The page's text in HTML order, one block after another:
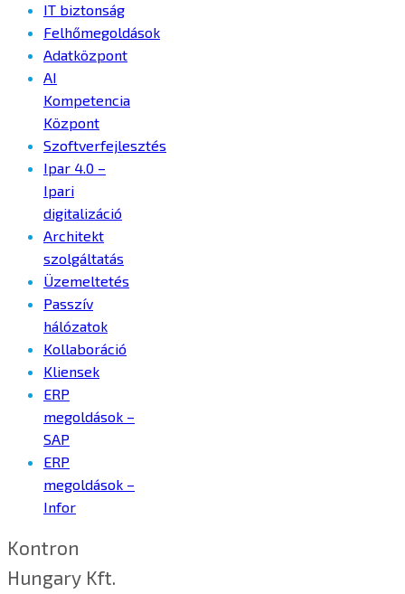
IT biztonság
Felhőmegoldások
Adatközpont
AI
Kompetencia
Központ
Szoftverfejlesztés
Ipar 4.0 –
Ipari
digitalizáció
Architekt
szolgáltatás
Üzemeltetés
Passzív
hálózatok
Kollaboráció
Kliensek
ERP
megoldások –
SAP
ERP
megoldások –
Infor
Kontron
Hungary Kft.